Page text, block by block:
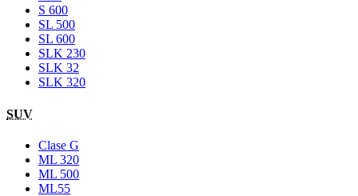
S 600
SL 500
SL 600
SLK 230
SLK 32
SLK 320
SUV
Clase G
ML 320
ML 500
ML55